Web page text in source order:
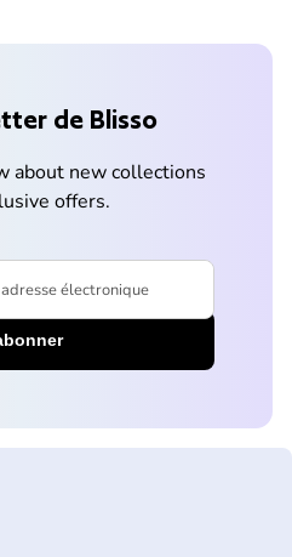
de Blisso
about new collections
offers.
électronique